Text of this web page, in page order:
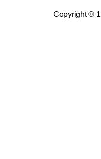
Copyright ©